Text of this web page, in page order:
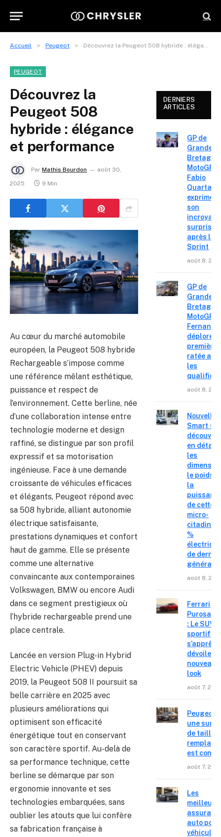
Accueil » Peugeot » Découvrez la Peugeot 508 hybride : élégance et performance
PEUGEOT
Découvrez la
Peugeot 508
hybride : élégance
et performance
Par Mathis Bourdon
août 30,
2025
9 Min
Au cœur du marché automobile
européen, la Peugeot 508 hybride
Rechargeable s’impose comme
une référence mêlant esthétique,
puissance et respect de
l’environnement. Cette berline, née
d’une collaboration intense entre
technologie moderne et design
raffiné, se distingue par son profil
expressif et sa motorisation
ingénieuse. Face à une demande
croissante de véhicules efficaces
et élégants, Peugeot répond avec
sa 508 hybride, alliant autonomie
électrique satisfaisante,
prestations dynamiques et confort
haut de gamme. Elle se présente
comme une alternative
convaincante aux contemporaines
Volkswagen, BMW ou encore Audi
dans ce segment prestigieux où
l’hybride rechargeable prend une
place centrale.
Lancée en version Plug-in Hybrid
Electric Vehicle (PHEV) depuis
2019, la Peugeot 508 II poursuit sa
belle carrière en 2025 avec
plusieurs améliorations qui
optimisent son efficacité
énergétique tout en conservant
son caractère sportif. Au-delà de
sa performance technique, cette
berline se démarque par son
ergonomie innovante et ses
technologies embarquées, sans
oublier les atouts que lui confère
sa fabrication française à
DERNIERS
ARTICLES
GP de
Grande-
Bretagne
MotoGP :
Fabio
exprime
son
surprise
après le
Sprint
août 8,
GP de
Grande-
Bretagne
MotoGP :
déplore
première
ratée
les
août 8,
Nouvelle
Smart #2
en détail
les
le poids
la
de cette
micro-
citadine
%
de
août 8,
Ferrari
: Le SUV
sportif
s’apprête
dévoiler
nouveau
look
août 7,
Peugeot
une
de taille,
est
août 7,
Les
auto pour
véhicules